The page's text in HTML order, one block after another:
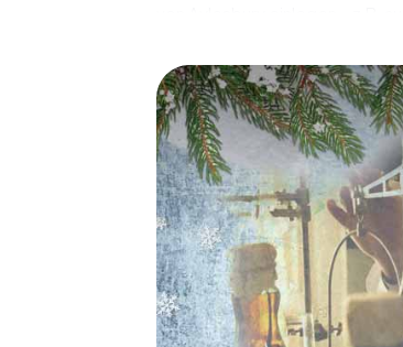
von Aylesbury einlegen – z.B.
Eine spannende
Aylesbury
Das myCityHunt X-Mas
Weihnachtsfeier in Aylesbury:
Programm Ihrer
Weihnachtsmarkt von
bietet die Smartphone
Aylesbury erwartet: Spaß,
Sie Ihren Kollegen also einen
Adventure als Programmpunkt